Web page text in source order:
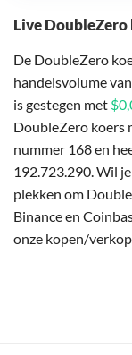
Live DoubleZero
De DoubleZero
handelsvolume
is gestegen met
DoubleZero koers
nummer 168 en
192.723.290. Wil
plekken om
Binance en
onze kopen/